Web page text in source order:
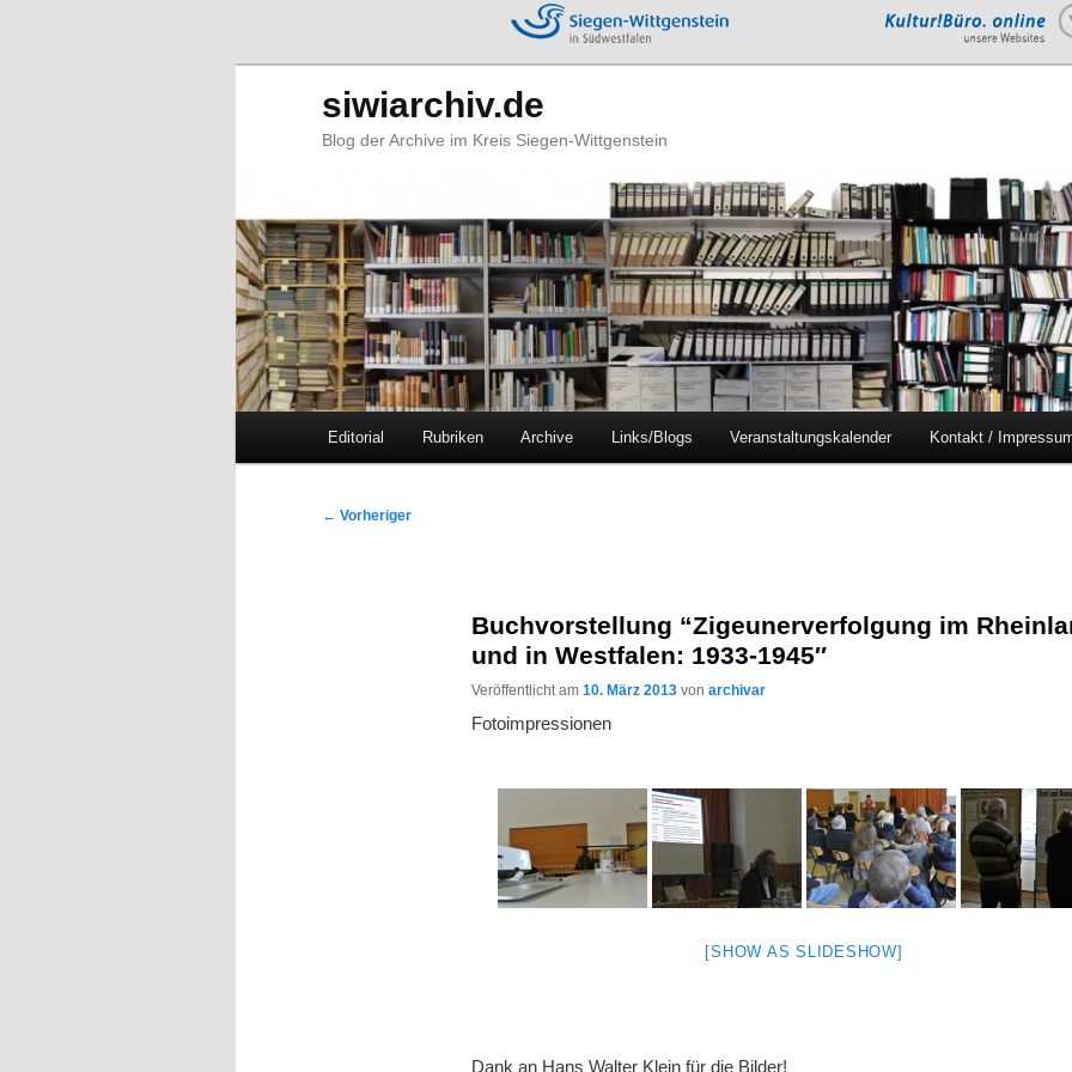
siwiarchiv.de
Blog der Archive im Kreis Siegen-Wittgenstein
Zum
Zum
Editorial Rubriken Archive Links/Blogs Veranstaltungskalender Kontakt /
Beitragsnavigation
← Vorheriger
Buchvorstellung “Zigeunerverfolgung im
und in Westfalen: 1933-1945″
Veröffentlicht am10. März 2013 vonarchivar
Fotoimpressionen
[SHOW AS SLIDESHOW]
Dank an Hans Walter Klein für die Bilder!